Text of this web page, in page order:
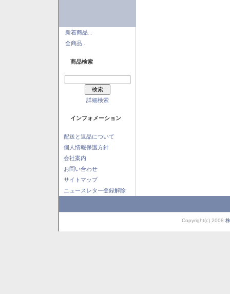
新着商品...
全商品...
商品検索
詳細検索
インフォメーション
配送と返品について
個人情報保護方針
会社案内
お問い合わせ
サイトマップ
ニュースレター登録解除
Copyright(c) 2008